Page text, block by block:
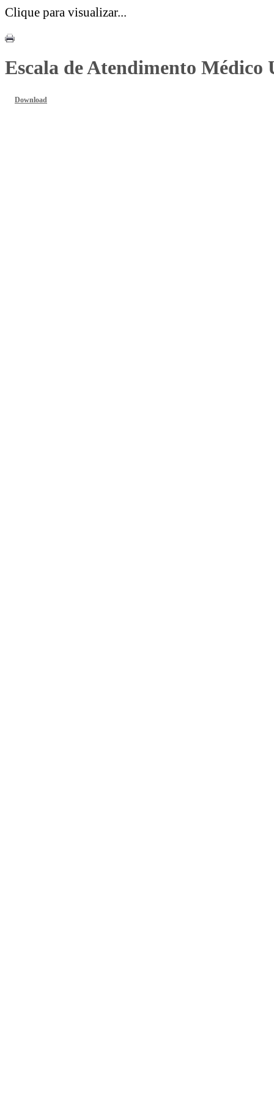
Clique para visualizar...
Escala de Atendimento Médico
Download